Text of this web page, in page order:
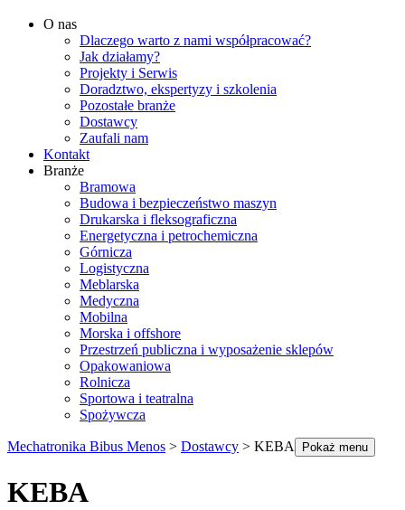
O nas
Dlaczego warto z nami współpracować?
Jak działamy?
Projekty i Serwis
Doradztwo, ekspertyzy i szkolenia
Pozostałe branże
Dostawcy
Zaufali nam
Kontakt
Branże
Bramowa
Budowa i bezpieczeństwo maszyn
Drukarska i fleksograficzna
Energetyczna i petrochemiczna
Górnicza
Logistyczna
Meblarska
Medyczna
Mobilna
Morska i offshore
Przestrzeń publiczna i wyposażenie sklepów
Opakowaniowa
Rolnicza
Sportowa i teatralna
Spożywcza
Mechatronika Bibus Menos > Dostawcy > KEBA Pokaż menu
KEBA